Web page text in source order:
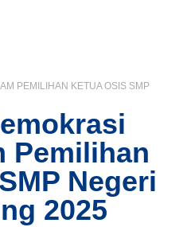
Pemilihan
Negeri
2025